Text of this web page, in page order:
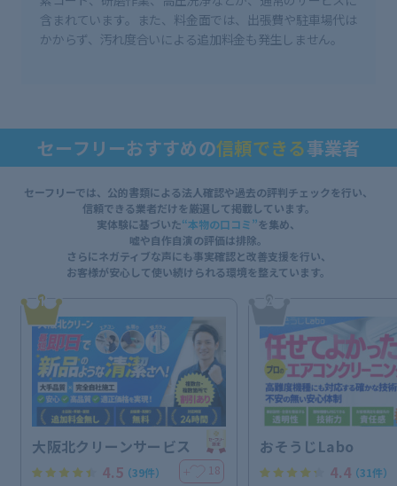
含まれています。また、料金面では、出張費や駐車場代は
かからず、汚れ度合いによる追加料金も発生しません。
セーフリーおすすめの信頼できる事業者
セーフリーでは、公的書類による法人確認や過去の評判チェックを行い、
信頼できる業者だけを厳選して掲載しています。
実体験に基づいた“本物の口コミ”を集め、
嘘や自作自演の評価は排除。
さらにネガティブな声にも事実確認と改善支援を行い、
お客様が安心して使い続けられる環境を整えています。
1
大阪北クリーンサービス
4.5（39件） ＋
18
おそうじLabo
4.4（31件）